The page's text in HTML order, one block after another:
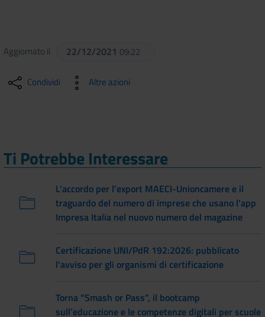
Aggiornato il 22/12/2021 09:22
Condividi Altre azioni
Ti Potrebbe Interessare
L'accordo per l'export MAECI-Unioncamere e il
traguardo del numero di imprese che usano l'app
Impresa Italia nel nuovo numero del magazine
Certificazione UNI/PdR 192:2026: pubblicato
l'avviso per gli organismi di certificazione
Torna “Smash or Pass”, il bootcamp
sull’educazione e le competenze digitali per scuole